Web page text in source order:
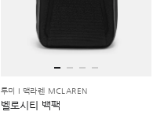
투미 I 맥라렌 MCLAREN
벨로시티 백팩